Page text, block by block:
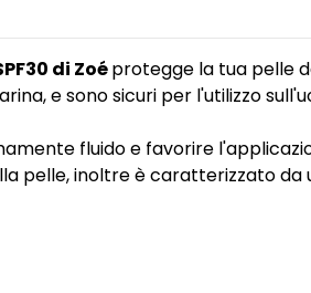
di Zoéprotegge la tua pelle
e sono sicuri per l'utilizzo
fluido e favorire
pelle, inoltre è caratterizzato da